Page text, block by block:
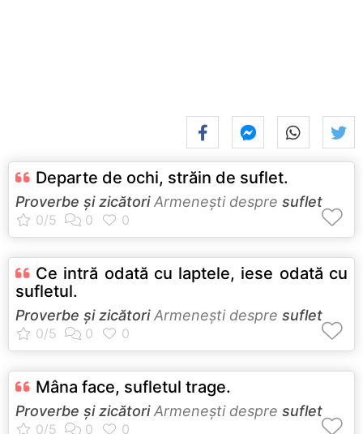
Departe de ochi, străin de suflet.
Proverbe și zicătoriArmeneşti despre suflet
Ce intră odată cu laptele, iese odată cu
sufletul.
Proverbe și zicătoriArmeneşti despre suflet
Mâna face, sufletul trage.
Proverbe și zicătoriArmeneşti despre suflet